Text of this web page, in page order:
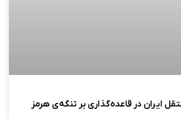
ایران در قاعده‌گذاری بر تنگه‌ی هرمز